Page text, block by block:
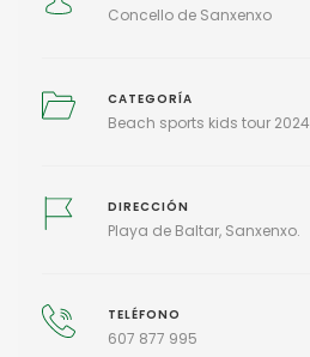
Concello de Sanxenxo
CATEGORÍA
Beach sports kids tour 2024
DIRECCIÓN
Playa de Baltar, Sanxenxo.
TELÉFONO
607 877 995